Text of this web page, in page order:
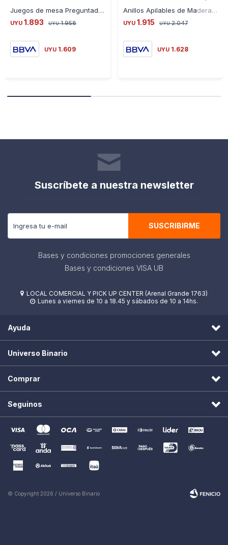
Juegos de mesa Preguntados Trivia Familiar
UYU 1.893 UYU 1.958
UYU 1.609
Anillos Apilables de Madera Fisher Price
UYU 1.915 UYU 2.047
UYU 1.628
Suscríbete a nuestra newsletter
SUSCRIBIRME
Bases y condiciones promociones generales
Bases y condiciones VISA UB
 LOCAL COMERCIAL Y PICK UP CENTER (Arenal Grande 1763)
 Lunes a viernes de 10 a 18.45 y sábados de 10 a 14hs.
Ayuda
Universo Binario
Comprar
Seguinos
© Copyright 2026 / Universo Binario